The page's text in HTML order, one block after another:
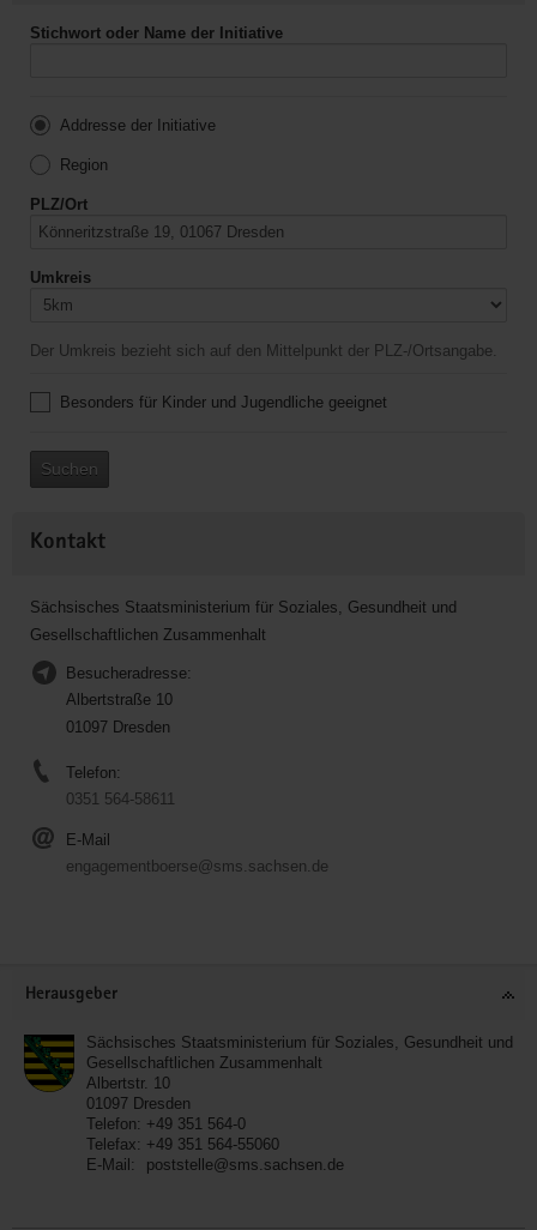
Stichwort oder Name der Initiative
Addresse der Initiative
Region
PLZ/Ort
Umkreis
Der Umkreis bezieht sich auf den Mittelpunkt der PLZ-/Ortsangabe.
Besonders für Kinder und Jugendliche geeignet
Suchen
Kontakt
Sächsisches Staatsministerium für Soziales, Gesundheit und
Gesellschaftlichen Zusammenhalt
Besucheradresse:
Albertstraße 10
01097 Dresden
Telefon:
0351 564-58611
E-Mail
engagementboerse@sms.sachsen.de
Herausgeber
Sächsisches Staatsministerium für Soziales, Gesundheit und
Gesellschaftlichen Zusammenhalt
Albertstr. 10
01097 Dresden
Telefon: +49 351 564-0
Telefax: +49 351 564-55060
E-Mail:
poststelle@sms.sachsen.de